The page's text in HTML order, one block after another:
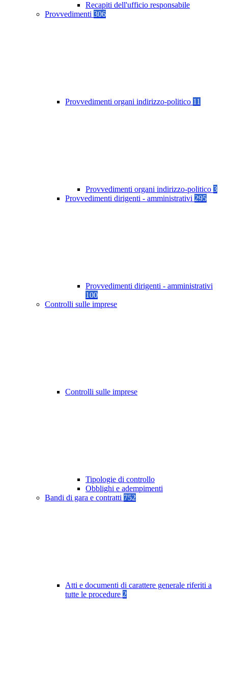
Recapiti dell'ufficio responsabile
Provvedimenti 306
Provvedimenti organi indirizzo-politico 11
Provvedimenti organi indirizzo-politico 3
Provvedimenti dirigenti - amministrativi 295
Provvedimenti dirigenti - amministrativi
100
Controlli sulle imprese
Controlli sulle imprese
Tipologie di controllo
Obblighi e adempimenti
Bandi di gara e contratti 752
Atti e documenti di carattere generale riferiti a
tutte le procedure 2